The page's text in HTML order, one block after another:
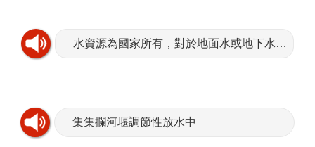
水資源為國家所有，對於地面水或地下水，取得使用或收益，應依法申請水權。
集集攔河堰調節性放水中